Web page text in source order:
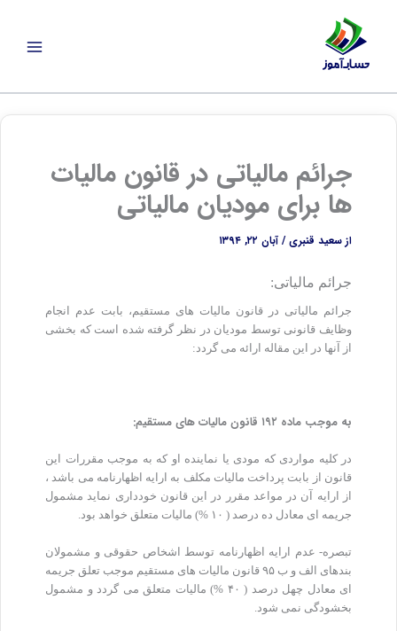
جرائم مالیاتی در قانون مالیات
ها برای مودیان مالیاتی
از سعید قنبری/ آبان ۲۲, ۱۳۹۴
جرائم مالیاتی:
جرائم مالیاتی در قانون مالیات های مستقیم، بابت عدم انجام
وظایف قانونی توسط مودیان در نظر گرفته شده است که بخشی
از آنها در این مقاله ارائه می گردد:
به موجب ماده ۱۹۲ قانون مالیات های مستقیم:
در کلیه مواردی که مودی یا نماینده او که به موجب مقررات این
قانون از بابت پرداخت مالیات مکلف به ارایه اظهارنامه می باشد ،
از ارایه آن در مواعد مقرر در این قانون خودداری نماید مشمول
جریمه ای معادل ده درصد ( ۱۰ %) مالیات متعلق خواهد بود.
تبصره- عدم ارایه اظهارنامه توسط اشخاص حقوقی و مشمولان
بندهای الف و ب ۹۵ قانون مالیات های مستقیم موجب تعلق جریمه
ای معادل چهل درصد ( ۴۰ %) مالیات متعلق می گردد و مشمول
بخشودگی نمی شود.